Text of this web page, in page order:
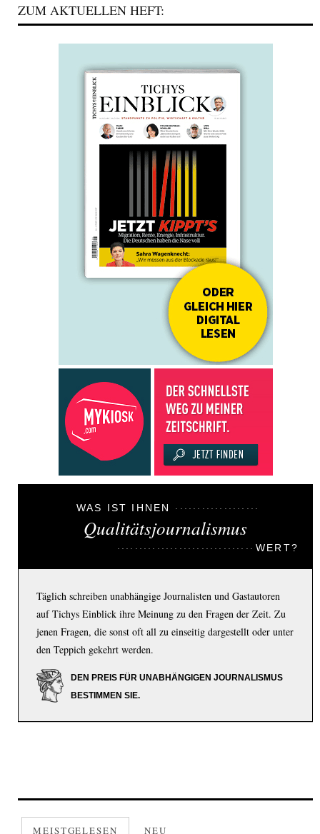
ZUM AKTUELLEN HEFT:
WAS IST IHNEN
Qualitätsjournalismus
WERT?
Täglich schreiben unabhängige Journalisten und Gastautoren
auf Tichys Einblick ihre Meinung zu den Fragen der Zeit. Zu
jenen Fragen, die sonst oft all zu einseitig dargestellt oder unter
den Teppich gekehrt werden.
DEN PREIS FÜR UNABHÄNGIGEN JOURNALISMUS
BESTIMMEN SIE.
MEISTGELESEN NEU